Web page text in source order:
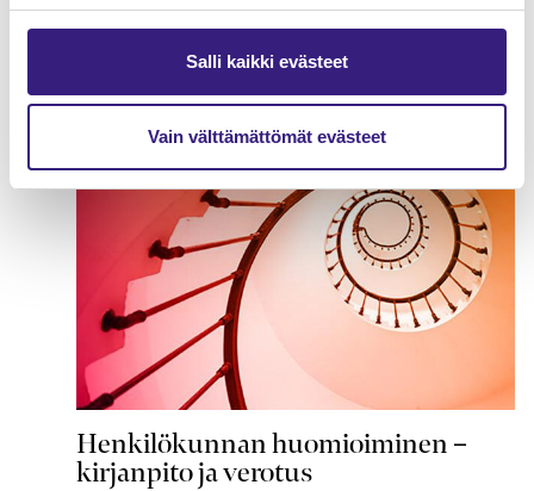
Salli kaikki evästeet
Vain välttämättömät evästeet
Matkailualan marginaaliverotus
Henkilökunnan huomioiminen –
kirjanpito ja verotus